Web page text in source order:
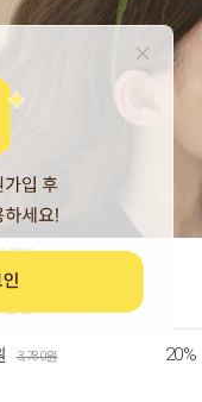
3,780원 20%